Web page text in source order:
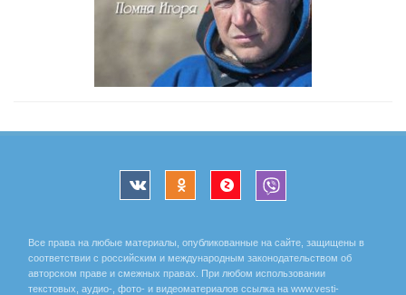
Все права на любые материалы, опубликованные на сайте, защищены в
соответствии с российским и международным законодательством об
авторском праве и смежных правах. При любом использовании
текстовых, аудио-, фото- и видеоматериалов ссылка на www.vesti-